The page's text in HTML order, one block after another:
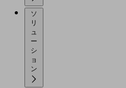
ソ
リ
ュ
ー
シ
ョ